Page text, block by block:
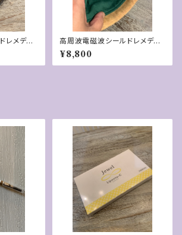
レメディ
高周波電磁波シールドレメディ
ー入れ巾着
¥8,800